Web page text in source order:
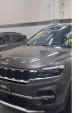
Next